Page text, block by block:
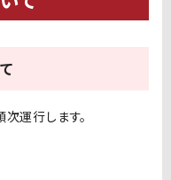
運行します。